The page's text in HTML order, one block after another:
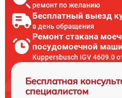
ремонт по желанию
Бесплатный выезд
в день обращения
Ремонт стакана
посудомоечной
Kuppersbusch IGV 4609.0
Бесплатная
специалистом